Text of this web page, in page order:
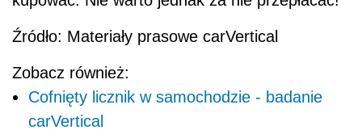
Źródło: Materiały prasowe carVertical
Zobacz również:
Cofnięty licznik w samochodzie - badanie
carVertical